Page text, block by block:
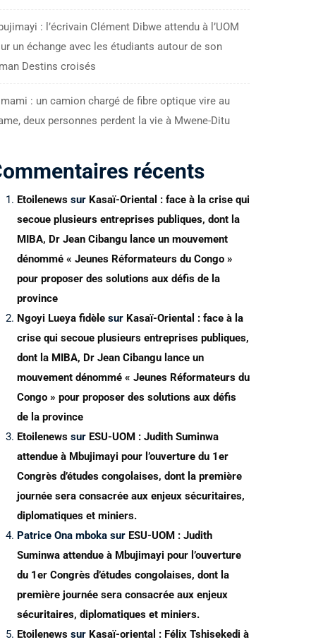
: l’écrivain Clément Dibwe attendu à l’UOM
un échange avec les étudiants autour de son
Destins croisés
: un camion chargé de fibre optique vire au
deux personnes perdent la vie à Mwene-Ditu
récents
Etoilenews sur Kasaï-Oriental : face à la crise qui
secoue plusieurs entreprises publiques, dont la
MIBA, Dr Jean Cibangu lance un mouvement
dénommé « Jeunes Réformateurs du Congo »
pour proposer des solutions aux défis de la
province
Ngoyi Lueya fidèle sur Kasaï-Oriental : face à la
crise qui secoue plusieurs entreprises publiques,
dont la MIBA, Dr Jean Cibangu lance un
mouvement dénommé « Jeunes Réformateurs du
Congo » pour proposer des solutions aux défis
de la province
Etoilenews sur ESU-UOM : Judith Suminwa
attendue à Mbujimayi pour l’ouverture du 1er
Congrès d’études congolaises, dont la première
journée sera consacrée aux enjeux sécuritaires,
diplomatiques et miniers.
Patrice Ona mboka sur ESU-UOM : Judith
Suminwa attendue à Mbujimayi pour l’ouverture
du 1er Congrès d’études congolaises, dont la
première journée sera consacrée aux enjeux
sécuritaires, diplomatiques et miniers.
Etoilenews sur Kasaï-oriental : Félix Tshisekedi à